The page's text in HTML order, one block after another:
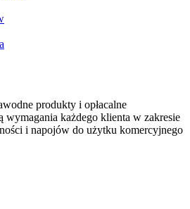
produkty i opłacalne
wymagania każdego klienta w zakresie
i napojów do użytku komercyjnego